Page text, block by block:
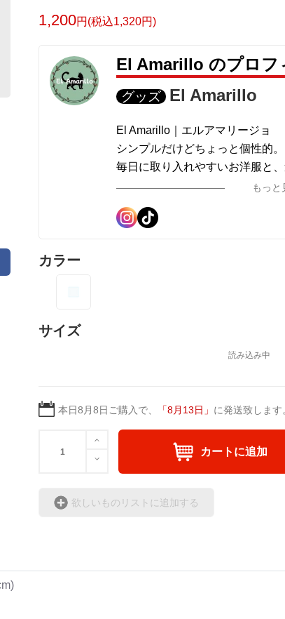
1,200円(税込1,320円)
El Amarillo のプロフ
グッズ El Amarillo
El Amarillo｜エルアマリージョ
シンプルだけどちょっと個性的。
毎日に取り入れやすいお洋服と
緑をアクセントに、さりげなく
もっと
カラー
サイズ
本日8月8日 ご購入で、 「8月13日 」 に発送致します
カートに追加
欲しいものリストに追加する